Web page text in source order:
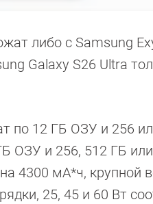
либо с Samsung
Galaxy S26 Ultra
по 12 ГБ ОЗУ и 256
ОЗУ и 256, 512 ГБ
4300 мА*ч, крупной
25, 45 и 60 Вт